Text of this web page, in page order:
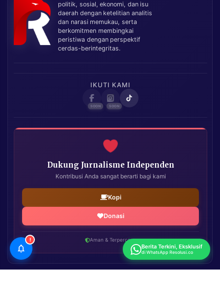
politik, sosial, ekonomi, dan isu
daerah dengan ketelitian analitis
dan narasi memukau, serta
berkomitmen membingkai
peristiwa dengan perspektif
cerdas-berintegritas.
IKUTI KAMI
Dukung Jurnalisme Independen
Kontribusi Anda sangat berarti bagi kami
Kopi
Donasi
Aman & Terpercaya
!
Berita Terkini, Eksklusif
di WhatsApp Resolusi.co